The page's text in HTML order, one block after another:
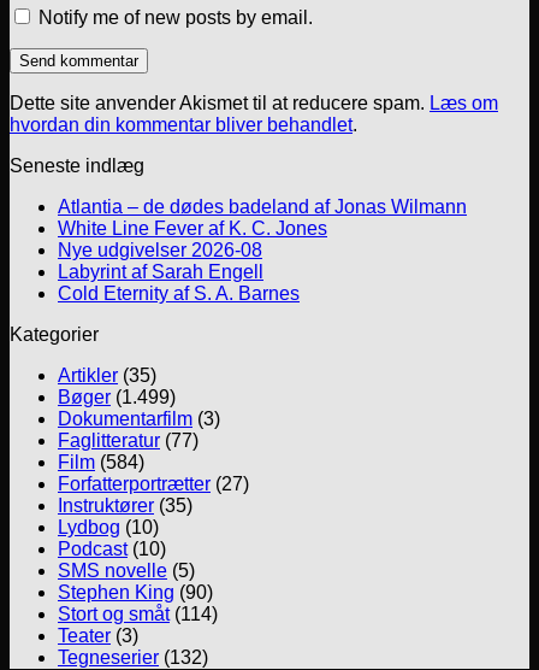
Notify me of new posts by email.
Dette site anvender Akismet til at reducere spam. Læs om
hvordan din kommentar bliver behandlet.
Seneste indlæg
Atlantia – de dødes badeland af Jonas Wilmann
White Line Fever af K. C. Jones
Nye udgivelser 2026-08
Labyrint af Sarah Engell
Cold Eternity af S. A. Barnes
Kategorier
Artikler (35)
Bøger (1.499)
Dokumentarfilm (3)
Faglitteratur (77)
Film (584)
Forfatterportrætter (27)
Instruktører (35)
Lydbog (10)
Podcast(10)
SMS novelle (5)
Stephen King (90)
Stort og småt(114)
Teater (3)
Tegneserier (132)